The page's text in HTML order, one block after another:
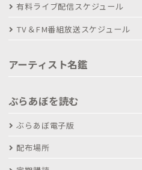
有料ライブ配信スケジュール
TV＆FM番組放送スケジュール
アーティスト名鑑
ぶらあぼを読む
ぶらあぼ電子版
配布場所